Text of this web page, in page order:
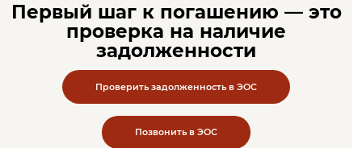
Первый шаг к погашению — это
проверка на наличие
задолженности
Проверить задолженность в ЭОС
Позвонить в ЭОС